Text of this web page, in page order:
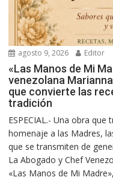
agosto 9, 2026 Editor
«Las Manos de Mi
venezolana
que convierte las
tradición
ESPECIAL.- Una obra
homenaje a las Madres,
que se transmiten de
La Abogado y Chef
«Las Manos de Mi